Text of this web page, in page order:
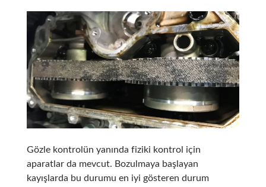
Gözle kontrolün yanında fiziki kontrol için
aparatlar da mevcut. Bozulmaya başlayan
kayışlarda bu durumu en iyi gösteren durum